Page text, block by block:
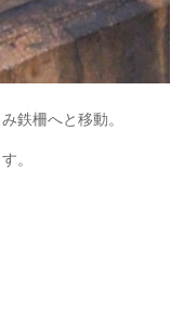
鉄柵へと移動。
。